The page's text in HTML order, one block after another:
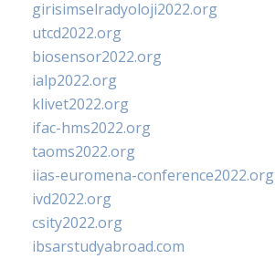
girisimselradyoloji2022.org
utcd2022.org
biosensor2022.org
ialp2022.org
klivet2022.org
ifac-hms2022.org
taoms2022.org
iias-euromena-conference2022.org
ivd2022.org
csity2022.org
ibsarstudyabroad.com